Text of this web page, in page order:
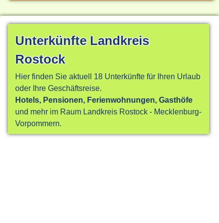
Unterkünfte Landkreis
Rostock
Hier finden Sie aktuell 18 Unterkünfte für Ihren Urlaub
oder Ihre Geschäftsreise.
Hotels, Pensionen, Ferienwohnungen, Gasthöfe
und mehr im Raum Landkreis Rostock - Mecklenburg-
Vorpommern.